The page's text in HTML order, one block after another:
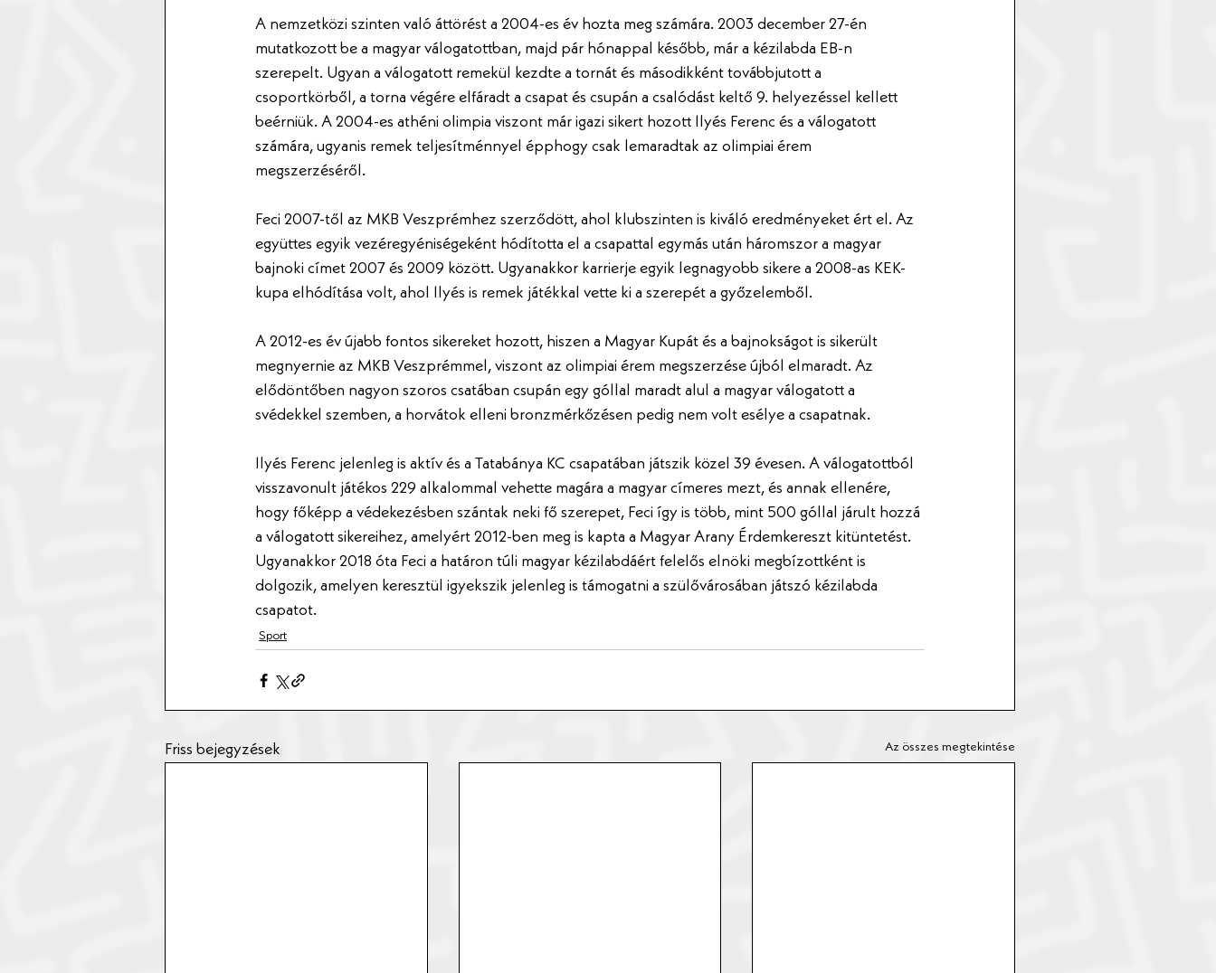
A nemzetközi szinten való áttörést a 2004-es év hozta meg számára. 2003 december 27-én
mutatkozott be a magyar válogatottban, majd pár hónappal később, már a kézilabda EB-n
szerepelt. Ugyan a válogatott remekül kezdte a tornát és másodikként továbbjutott a
csoportkörből, a torna végére elfáradt a csapat és csupán a csalódást keltő 9. helyezéssel kellett
beérniük. A 2004-es athéni olimpia viszont már igazi sikert hozott Ilyés Ferenc és a válogatott
számára, ugyanis remek teljesítménnyel épphogy csak lemaradtak az olimpiai érem
megszerzéséről.
Feci 2007-től az MKB Veszprémhez szerződött, ahol klubszinten is kiváló eredményeket ért el. Az
együttes egyik vezéregyéniségeként hódította el a csapattal egymás után háromszor a magyar
bajnoki címet 2007 és 2009 között. Ugyanakkor karrierje egyik legnagyobb sikere a 2008-as KEK-
kupa elhódítása volt, ahol Ilyés is remek játékkal vette ki a szerepét a győzelemből.
A 2012-es év újabb fontos sikereket hozott, hiszen a Magyar Kupát és a bajnokságot is sikerült
megnyernie az MKB Veszprémmel, viszont az olimpiai érem megszerzése újból elmaradt. Az
elődöntőben nagyon szoros csatában csupán egy góllal maradt alul a magyar válogatott a
svédekkel szemben, a horvátok elleni bronzmérkőzésen pedig nem volt esélye a csapatnak.
Ilyés Ferenc jelenleg is aktív és a Tatabánya KC csapatában játszik közel 39 évesen. A válogatottból
visszavonult játékos 229 alkalommal vehette magára a magyar címeres mezt, és annak ellenére,
hogy főképp a védekezésben szántak neki fő szerepet, Feci így is több, mint 500 góllal járult hozzá
a válogatott sikereihez, amelyért 2012-ben meg is kapta a Magyar Arany Érdemkereszt kitüntetést.
Ugyanakkor 2018 óta Feci a határon túli magyar kézilabdáért felelős elnöki megbízottként is
dolgozik, amelyen keresztül igyekszik jelenleg is támogatni a szülővárosában játszó kézilabda
csapatot.
Sport
Friss bejegyzések Az összes megtekintése